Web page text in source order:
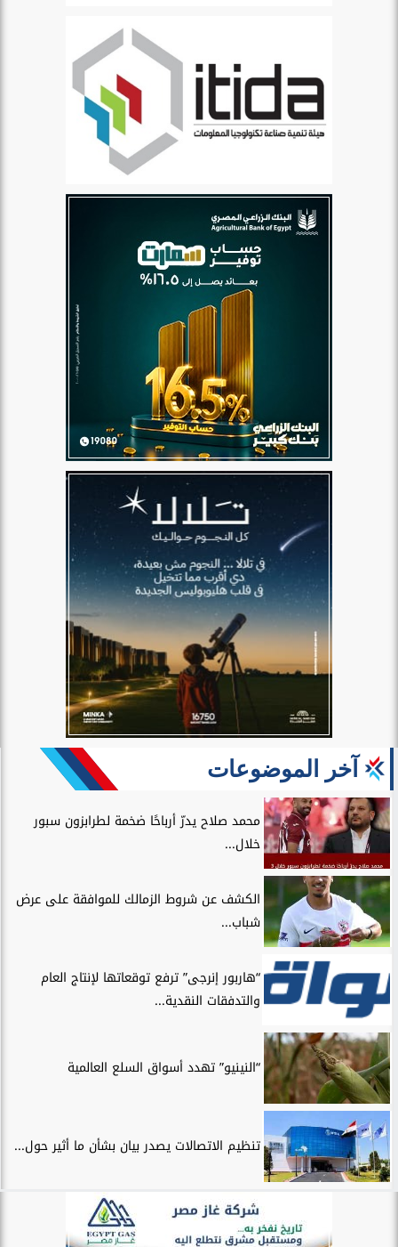
آخر الموضوعات
محمد صلاح يدرّ أرباحًا ضخمة لطرابزون سبور
خلال...
الكشف عن شروط الزمالك للموافقة على عرض
شباب...
“هاربور إنرجى” ترفع توقعاتها لإنتاج العام
والتدفقات النقدية...
“النينيو” تهدد أسواق السلع العالمية
تنظيم الاتصالات يصدر بيان بشأن ما أثير حول...